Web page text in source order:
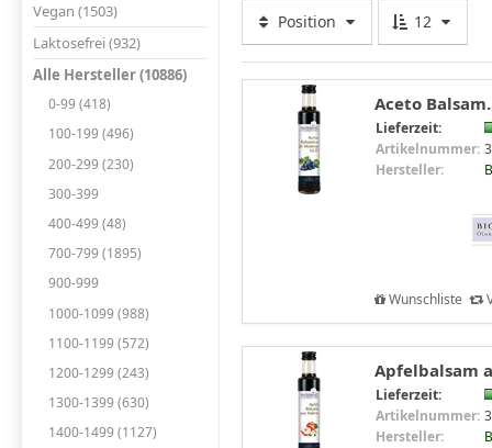
Vegan (1503)
Laktosefrei (932)
Alle Hersteller (10886)
0-99 (418)
100-199 (496)
200-299 (230)
300-399
400-499 (48)
700-799 (1895)
900-999
1000-1099 (988)
1100-1199 (572)
1200-1299 (243)
1300-1399 (630)
1400-1499 (1127)
Position 12
Aceto
Lieferzeit:
Artikelnummer:
Hersteller:
Wunschliste
Apfelbalsam
Lieferzeit:
Artikelnummer:
Hersteller: